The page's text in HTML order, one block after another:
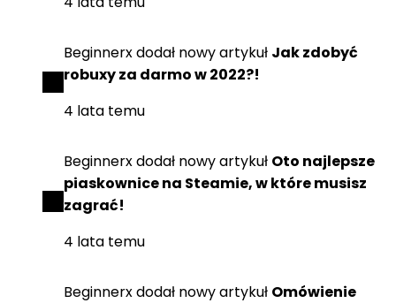
Beginnerxdodał nowy artykuł Jak zdobyć
robuxy za darmo w 2022?!
4 lata temu
Beginnerxdodał nowy artykuł Oto najlepsze
piaskownice na Steamie, w które musisz
zagrać!
4 lata temu
Beginnerxdodał nowy artykuł Omówienie